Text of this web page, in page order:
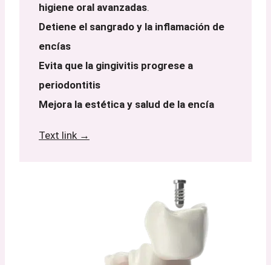
higiene oral avanzadas.
Detiene el sangrado y la inflamación de
encías
Evita que la gingivitis progrese a
periodontitis
Mejora la estética y salud de la encía
Text link →